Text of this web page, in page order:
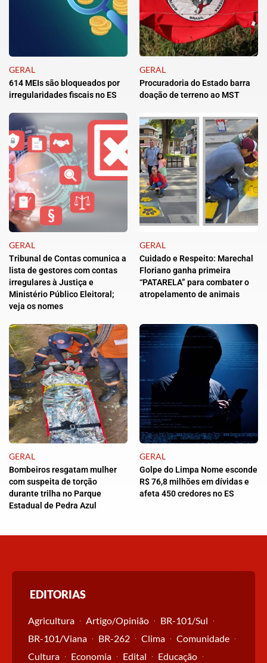
GERAL
614 MEIs são bloqueados por
irregularidades fiscais no ES
GERAL
Procuradoria do Estado barra
doação de terreno ao MST
GERAL
Tribunal de Contas comunica a
lista de gestores com contas
irregulares à Justiça e
Ministério Público Eleitoral;
veja os nomes
GERAL
Cuidado e Respeito: Marechal
Floriano ganha primeira
“PATARELA” para combater o
atropelamento de animais
GERAL
Bombeiros resgatam mulher
com suspeita de torção
durante trilha no Parque
Estadual de Pedra Azul
GERAL
Golpe do Limpa Nome esconde
R$ 76,8 milhões em dívidas e
afeta 450 credores no ES
EDITORIAS
Agricultura Artigo/Opinião
BR-101/Sul
BR-101/Viana
BR-262 Clima
Comunidade
Cultura
Economia Edital
Educação